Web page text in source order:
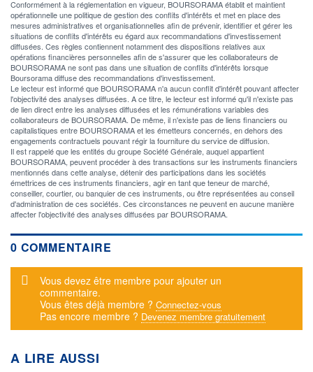
Conformément à la réglementation en vigueur, BOURSORAMA établit et maintient
opérationnelle une politique de gestion des conflits d'intérêts et met en place des
mesures administratives et organisationnelles afin de prévenir, identifier et gérer les
situations de conflits d'intérêts eu égard aux recommandations d'investissement
diffusées. Ces règles contiennent notamment des dispositions relatives aux
opérations financières personnelles afin de s'assurer que les collaborateurs de
BOURSORAMA ne sont pas dans une situation de conflits d'intérêts lorsque
Boursorama diffuse des recommandations d'investissement.
Le lecteur est informé que BOURSORAMA n'a aucun conflit d'intérêt pouvant affecter
l'objectivité des analyses diffusées. A ce titre, le lecteur est informé qu'il n'existe pas
de lien direct entre les analyses diffusées et les rémunérations variables des
collaborateurs de BOURSORAMA. De même, il n'existe pas de liens financiers ou
capitalistiques entre BOURSORAMA et les émetteurs concernés, en dehors des
engagements contractuels pouvant régir la fourniture du service de diffusion.
Il est rappelé que les entités du groupe Société Générale, auquel appartient
BOURSORAMA, peuvent procéder à des transactions sur les instruments financiers
mentionnés dans cette analyse, détenir des participations dans les sociétés
émettrices de ces instruments financiers, agir en tant que teneur de marché,
conseiller, courtier, ou banquier de ces instruments, ou être représentées au conseil
d'administration de ces sociétés. Ces circonstances ne peuvent en aucune manière
affecter l'objectivité des analyses diffusées par BOURSORAMA.
0 COMMENTAIRE
Message d'alerte
Vous devez être membre pour ajouter un
commentaire.
Vous êtes déjà membre ? Connectez-vous
Pas encore membre ? Devenez membre gratuitement
A LIRE AUSSI